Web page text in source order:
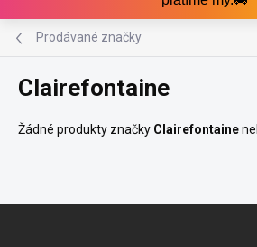
Prodávané značky
Clairefontaine
Žádné produkty značky Clairefontaine